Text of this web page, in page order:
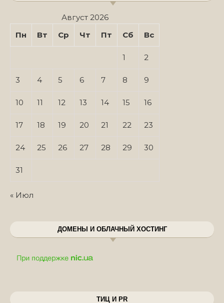
Август 2026
Пн
Вт Ср Чт Пт Сб Вс
1 2
3 4 5 6 7 8 9
10 11 12 13 14 15 16
17 18 19 20 21 22 23
24 25 26 27 28 29 30
31
« Июл
ДОМЕНЫ И ОБЛАЧНЫЙ ХОСТИНГ
ТИЦ И PR